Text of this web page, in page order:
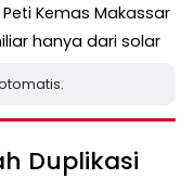
Kemas Makassar
hanya dari solar
Duplikasi